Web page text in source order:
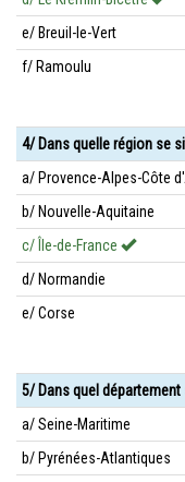
e/ Breuil-le-Vert
f/ Ramoulu
4/ Dans quelle région se
a/ Provence-Alpes-Côte
b/ Nouvelle-Aquitaine
c/ Île-de-France
d/ Normandie
e/ Corse
5/ Dans quel
a/ Seine-Maritime
b/ Pyrénées-Atlantiques